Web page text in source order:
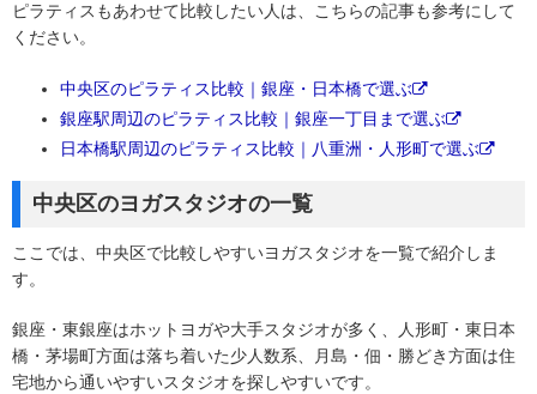
ピラティスもあわせて比較したい人は、こちらの記事も参考にして
ください。
中央区のピラティス比較｜銀座・日本橋で選ぶ
銀座駅周辺のピラティス比較｜銀座一丁目まで選ぶ
日本橋駅周辺のピラティス比較｜八重洲・人形町で選ぶ
中央区のヨガスタジオの一覧
ここでは、中央区で比較しやすいヨガスタジオを一覧で紹介しま
す。
銀座・東銀座はホットヨガや大手スタジオが多く、人形町・東日本
橋・茅場町方面は落ち着いた少人数系、月島・佃・勝どき方面は住
宅地から通いやすいスタジオを探しやすいです。